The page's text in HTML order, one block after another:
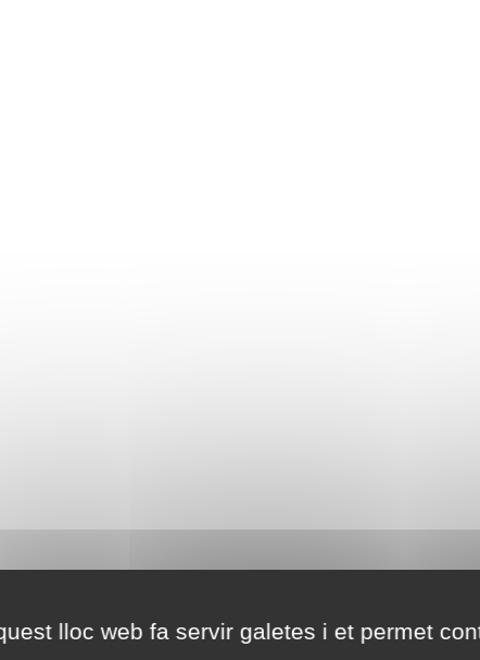
lloc web fa servir galetes i et permet